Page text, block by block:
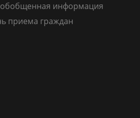
информация
приема граждан